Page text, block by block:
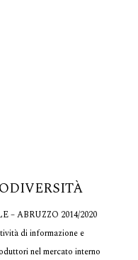
– ABRUZZO 2014/2020
di informazione e
nel mercato interno